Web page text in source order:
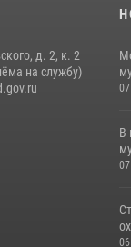
д. 2, к. 2
на службу)
В